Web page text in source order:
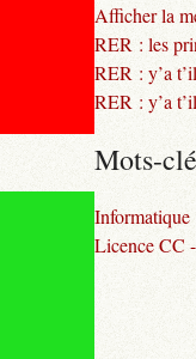
Afficher la
RER : les
RER : y’a
RER : y’a
Mots-
Informatique
Licence CC